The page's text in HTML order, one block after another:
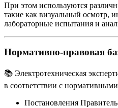
При этом используются
такие как визуальный осмотр,
лабораторные испытания и
Нормативно-правовая
📚 Электротехническая
в соответствии с
Постановления